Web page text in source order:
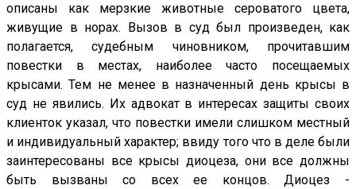
описаны как мерзкие животные сероватого цвета,
живущие в норах. Вызов в суд был произведен, как
полагается, судебным чиновником, прочитавшим
повестки в местах, наиболее часто посещаемых
крысами. Тем не менее в назначенный день крысы в
суд не явились. Их адвокат в интересах защиты своих
клиенток указал, что повестки имели слишком местный
и индивидуальный характер; ввиду того что в деле были
заинтересованы все крысы диоцеза, они все должны
быть вызваны со всех ее концов. Диоцез -